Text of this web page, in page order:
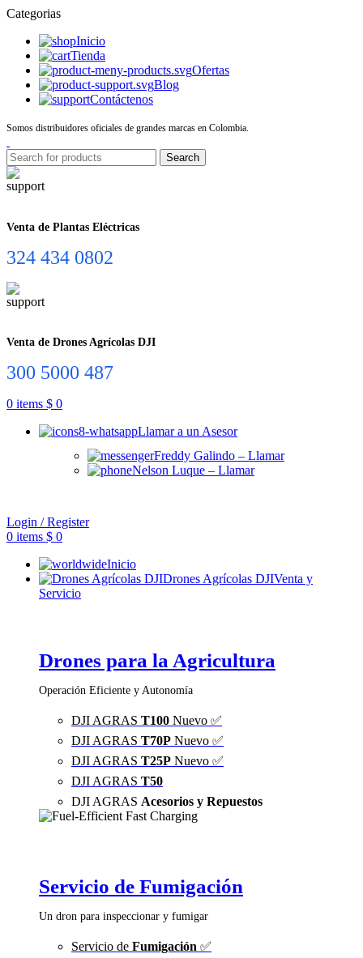
Categorias
Inicio
Tienda
Ofertas
Blog
Contáctenos
Somos distribuidores oficiales de grandes marcas en Colombia.
Search
Venta de Plantas Eléctricas
324 434 0802
Venta de Drones Agrícolas DJI
300 5000 487
0 items $ 0
Llamar a un Asesor
Freddy Galindo – Llamar
Nelson Luque – Llamar
Login / Register
0 items $ 0
Inicio
Drones Agrícolas DJIVenta y
Servicio
Drones para la Agricultura
Operación Eficiente y Autonomía
DJI AGRAS T100 Nuevo ✅
DJI AGRAS T70P Nuevo ✅
DJI AGRAS T25P Nuevo ✅
DJI AGRAS T50
DJI AGRAS Acesorios y Repuestos
Servicio de Fumigación
Un dron para inspeccionar y fumigar
Servicio de Fumigación ✅